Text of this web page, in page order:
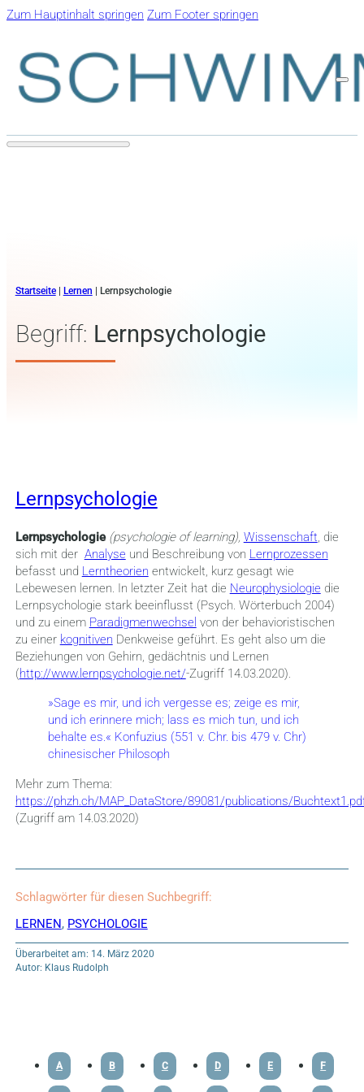
Zum Hauptinhalt springen Zum Footer springen
Startseite| Lernen Lernpsychologie
Begriff: Lernpsychologie
Lernpsychologie
Lernpsychologie (psychologie of learning), Wissenschaft, die
sich mit der Analyse und Beschreibung von Lernprozessen
befasst und Lerntheorien entwickelt, kurz gesagt wie
Lebewesen lernen. In letzter Zeit hat die Neurophysiologie die
Lernpsychologie stark beeinflusst (Psych. Wörterbuch 2004)
und zu einem Paradigmenwechsel von der behavioristischen
zu einer kognitiven Denkweise geführt. Es geht also um die
Beziehungen von Gehirn, gedächtnis und Lernen
(http://www.lernpsychologie.net/-Zugriff 14.03.2020).
»Sage es mir, und ich vergesse es; zeige es mir,
und ich erinnere mich; lass es mich tun, und ich
behalte es.« Konfuzius (551 v. Chr. bis 479 v. Chr)
chinesischer Philosoph
Mehr zum Thema:
https://phzh.ch/MAP_DataStore/89081/publications/
(Zugriff am 14.03.2020)
Schlagwörter für diesen Suchbegriff:
LERNEN, PSYCHOLOGIE
Überarbeitet am: 14. März 2020
Autor: Klaus Rudolph
A B C D E F